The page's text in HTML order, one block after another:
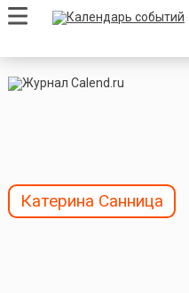
Катерина Санница